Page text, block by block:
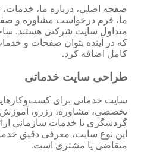
صفحه اصلی، درباره ما، خدمات،
ما، فرم درخواست مشاوره و
متداول سایت شرکتی هستند.
که در آینده بتوان صفحات و
کامل اضافه کرد.
طراحی سایت خدماتی
سایت خدماتی برای
تخصصی، مشاوره، رزرو،
گردشگری یا خدمات سازمانی
این نوع سایت، معرفی دقیق
متقاضی یا مشتری است.